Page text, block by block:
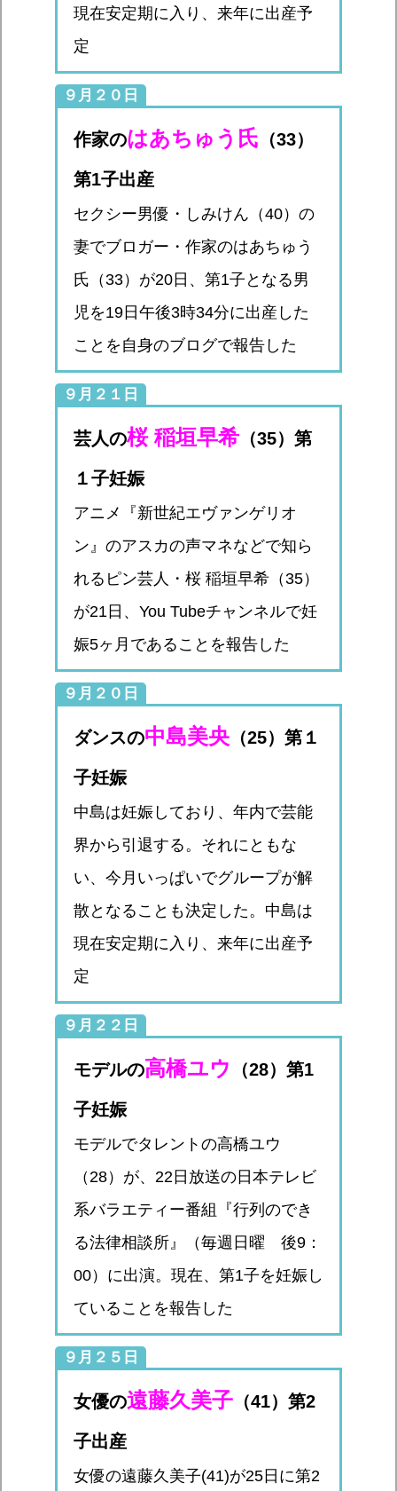
現在安定期に入り、来年に出産予
定
９月２０日
作家のはあちゅう氏 （33）
第1子出産
セクシー男優・しみけん（40）の
妻でブロガー・作家のはあちゅう
氏（33）が20日、第1子となる男
児を19日午後3時34分に出産した
ことを自身のブログで報告した
９月２１日
芸人の桜 稲垣早希 （35）第
１子妊娠
アニメ『新世紀エヴァンゲリオ
ン』のアスカの声マネなどで知ら
れるピン芸人・桜 稲垣早希（35）
が21日、You Tubeチャンネルで妊
娠5ヶ月であることを報告した
９月２０日
ダンスの中島美央 （25）第１
子妊娠
中島は妊娠しており、年内で芸能
界から引退する。それにともな
い、今月いっぱいでグループが解
散となることも決定した。中島は
現在安定期に入り、来年に出産予
定
９月２２日
モデルの高橋ユウ （28）第1
子妊娠
モデルでタレントの高橋ユウ
（28）が、22日放送の日本テレビ
系バラエティー番組『行列のでき
る法律相談所』（毎週日曜 後9：
00）に出演。現在、第1子を妊娠し
ていることを報告した
９月２５日
女優の遠藤久美子 （41）第2
子出産
女優の遠藤久美子(41)が25日に第2